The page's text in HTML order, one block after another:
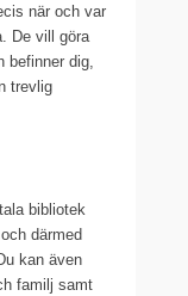
när och var
De vill göra
befinner dig,
trevlig
bibliotek
därmed
kan även
familj samt